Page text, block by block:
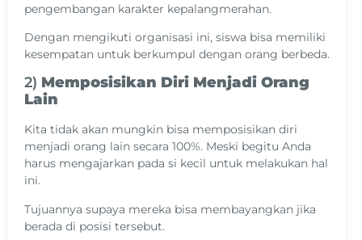
pengembangan karakter kepalangmerahan.
Dengan mengikuti organisasi ini, siswa bisa memiliki
kesempatan untuk berkumpul dengan orang berbeda.
2) Memposisikan Diri Menjadi Orang
Lain
Kita tidak akan mungkin bisa memposisikan diri
menjadi orang lain secara 100%. Meski begitu Anda
harus mengajarkan pada si kecil untuk melakukan hal
ini.
Tujuannya supaya mereka bisa membayangkan jika
berada di posisi tersebut.